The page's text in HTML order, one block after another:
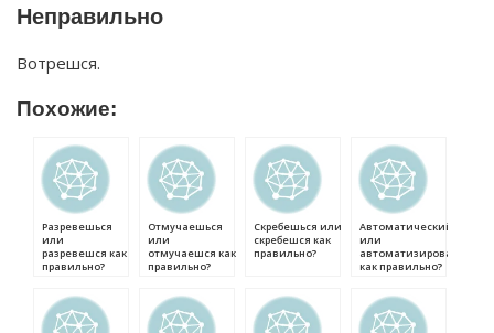
Неправильно
Вотрешся.
Похожие:
Разревешься
или
разревешся как
правильно?
Отмучаешься
или
отмучаешся как
правильно?
Скребешься или
скребешся как
правильно?
Автоматический
или
автоматизированный
как правильно?